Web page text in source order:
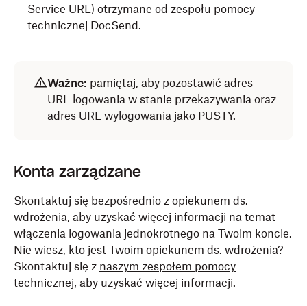
Service URL) otrzymane od zespołu pomocy
technicznej DocSend.
Ważne: pamiętaj, aby pozostawić adres
URL logowania w stanie przekazywania oraz
adres URL wylogowania jako PUSTY.
Konta zarządzane
Skontaktuj się bezpośrednio z opiekunem ds.
wdrożenia, aby uzyskać więcej informacji na temat
włączenia logowania jednokrotnego na Twoim koncie.
Nie wiesz, kto jest Twoim opiekunem ds. wdrożenia?
Skontaktuj się z naszym zespołem pomocy
technicznej, aby uzyskać więcej informacji.